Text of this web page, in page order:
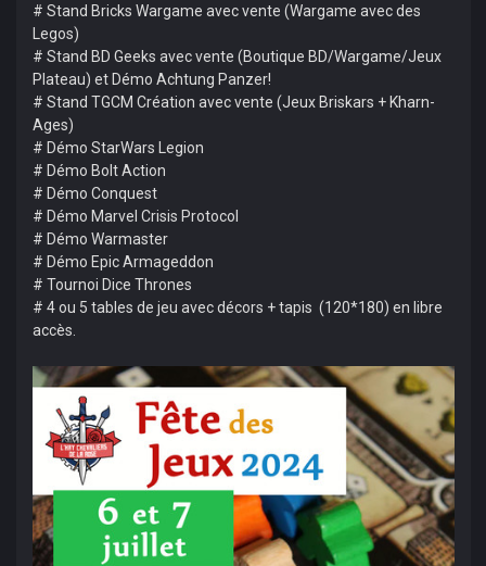
# Stand Bricks Wargame avec vente (Wargame avec des
Legos)
# Stand BD Geeks avec vente (Boutique BD/Wargame/Jeux
Plateau) et Démo Achtung Panzer!
# Stand TGCM Création avec vente (Jeux Briskars + Kharn-
Ages)
# Démo StarWars Legion
# Démo Bolt Action
# Démo Conquest
# Démo Marvel Crisis Protocol
# Démo Warmaster
# Démo Epic Armageddon
# Tournoi Dice Thrones
# 4 ou 5 tables de jeu avec décors + tapis (120*180) en libre
accès.